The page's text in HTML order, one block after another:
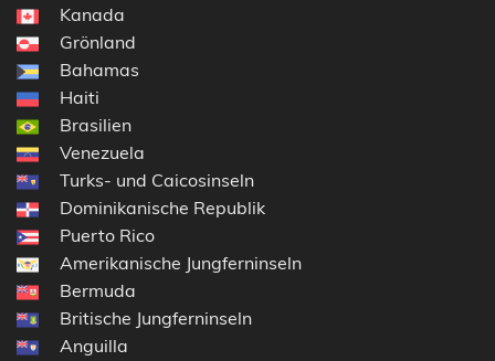
Kanada
Grönland
Bahamas
Haiti
Brasilien
Venezuela
Turks- und Caicosinseln
Dominikanische Republik
Puerto Rico
Amerikanische Jungferninseln
Bermuda
Britische Jungferninseln
Anguilla